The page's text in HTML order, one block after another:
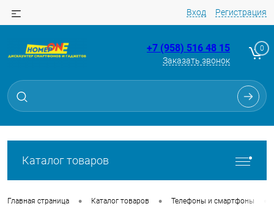
Вход Регистрация
+7 (958) 516 48 15
Заказать звонок
0
Каталог товаров
Главная страница • Каталог товаров • Телефоны и смартфоны
Для клиентов всех банков
Разбейте
без переплат